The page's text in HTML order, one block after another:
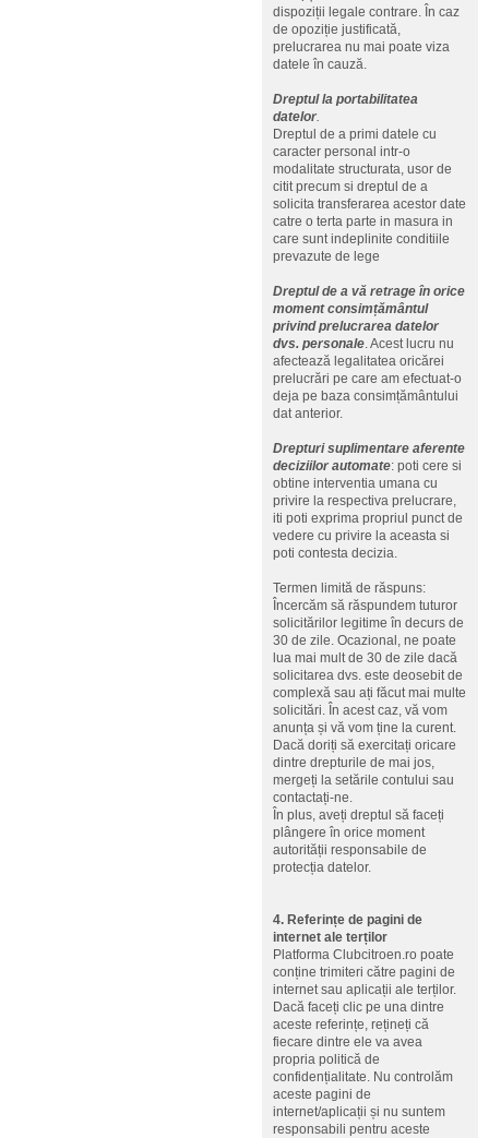
dispoziții legale contrare. În caz
de opoziție justificată,
prelucrarea nu mai poate viza
datele în cauză.
Dreptul la portabilitatea
datelor.
Dreptul de a primi datele cu
caracter personal intr-o
modalitate structurata, usor de
citit precum si dreptul de a
solicita transferarea acestor date
catre o terta parte in masura in
care sunt indeplinite conditiile
prevazute de lege
Dreptul de a vă retrage în orice
moment consimțământul
privind prelucrarea datelor
dvs. personale. Acest lucru nu
afectează legalitatea oricărei
prelucrări pe care am efectuat-o
deja pe baza consimțământului
dat anterior.
Drepturi suplimentare aferente
deciziilor automate: poti cere si
obtine interventia umana cu
privire la respectiva prelucrare,
iti poti exprima propriul punct de
vedere cu privire la aceasta si
poti contesta decizia.
Termen limită de răspuns:
Încercăm să răspundem tuturor
solicitărilor legitime în decurs de
30 de zile. Ocazional, ne poate
lua mai mult de 30 de zile dacă
solicitarea dvs. este deosebit de
complexă sau ați făcut mai multe
solicitări. În acest caz, vă vom
anunța și vă vom ține la curent.
Dacă doriți să exercitați oricare
dintre drepturile de mai jos,
mergeți la setările contului sau
contactați-ne.
În plus, aveți dreptul să faceți
plângere în orice moment
autorității responsabile de
protecția datelor.
4. Referințe de pagini de
internet ale terților
Platforma Clubcitroen.ro poate
conține trimiteri către pagini de
internet sau aplicații ale terților.
Dacă faceți clic pe una dintre
aceste referințe, rețineți că
fiecare dintre ele va avea
propria politică de
confidențialitate. Nu controlăm
aceste pagini de
internet/aplicații și nu suntem
responsabili pentru aceste